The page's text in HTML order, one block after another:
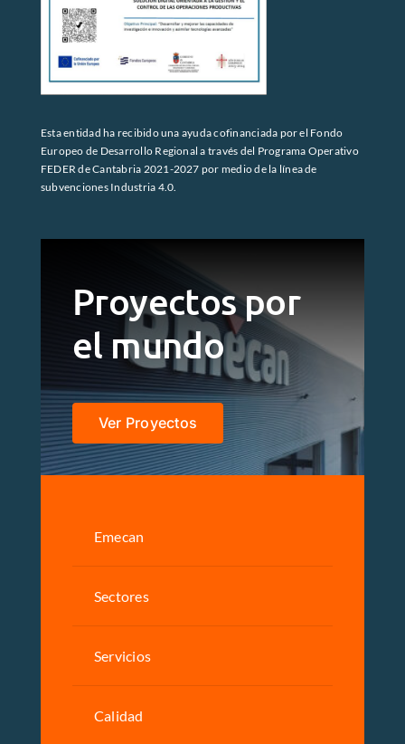
Esta entidad ha recibido una ayuda cofinanciada por el Fondo
Europeo de Desarrollo Regional a través del Programa Operativo
FEDER de Cantabria 2021-2027 por medio de la línea de
subvenciones Industria 4.0.
Proyectos por
el mundo
Ver Proyectos
Emecan
Sectores
Servicios
Calidad